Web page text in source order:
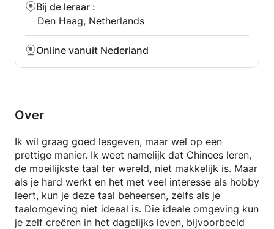
Bij de leraar :
Den Haag, Netherlands
Online vanuit Nederland
Over
Ik wil graag goed lesgeven, maar wel op een
prettige manier. Ik weet namelijk dat Chinees leren,
de moeilijkste taal ter wereld, niet makkelijk is. Maar
als je hard werkt en het met veel interesse als hobby
leert, kun je deze taal beheersen, zelfs als je
taalomgeving niet ideaal is. Die ideale omgeving kun
je zelf creëren in het dagelijks leven, bijvoorbeeld